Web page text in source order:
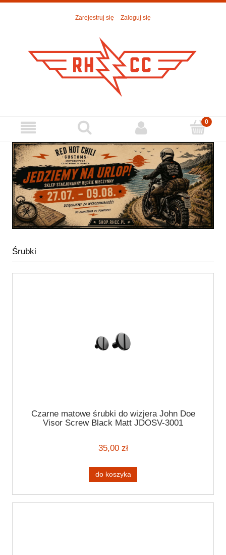
Zarejestruj się Zaloguj się
Śrubki
Czarne matowe śrubki do wizjera John Doe
Visor Screw Black Matt JDOSV-3001
35,00 zł
do koszyka